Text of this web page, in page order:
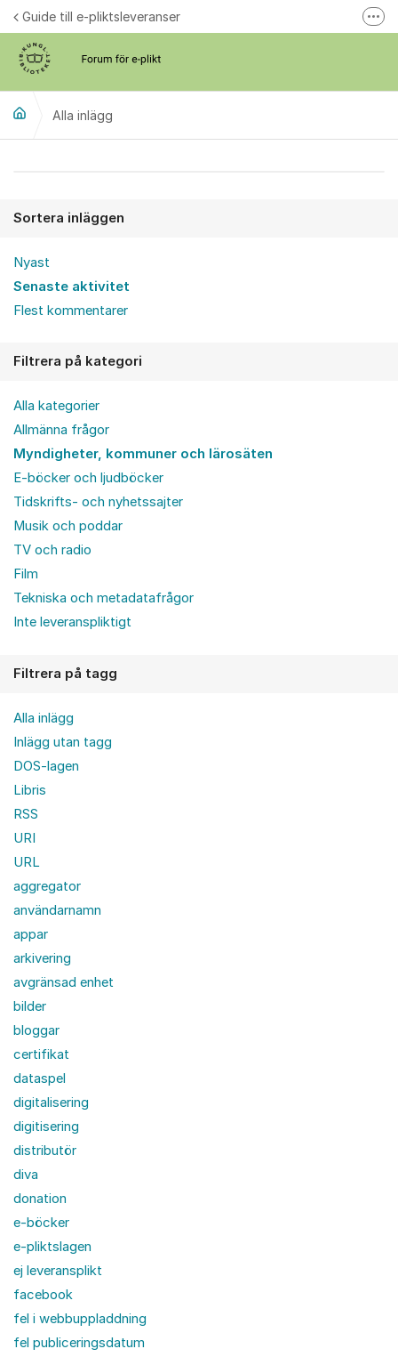
Hoppa till innehåll
Guide till e-pliktsleveranser
Alla inlägg
Sortera inläggen
Nyast
Senaste aktivitet
Flest kommentarer
Filtrera på kategori
Alla kategorier
Allmänna frågor
Myndigheter, kommuner och lärosäten
E-böcker och ljudböcker
Tidskrifts- och nyhetssajter
Musik och poddar
TV och radio
Film
Tekniska och metadatafrågor
Inte leveranspliktigt
Filtrera på tagg
Alla inlägg
Inlägg utan tagg
DOS-lagen
Libris
RSS
URI
URL
aggregator
användarnamn
appar
arkivering
avgränsad enhet
bilder
bloggar
certifikat
dataspel
digitalisering
digitisering
distributör
diva
donation
e-böcker
e-pliktslagen
ej leveransplikt
facebook
fel i webbuppladdning
fel publiceringsdatum